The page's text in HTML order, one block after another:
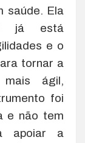
saúde. Ela
já está
e o
tornar a
ágil,
foi
e não tem
apoiar a